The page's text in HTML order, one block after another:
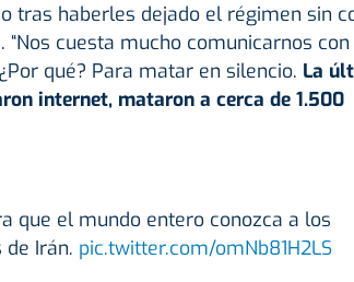
tras haberles dejado el régimen sin
cuesta mucho comunicarnos con
qué? Para matar en silencio. La
internet, mataron a cerca de 1.500
que el mundo entero conozca a los
Irán. pic.twitter.com/omNb81H2LS